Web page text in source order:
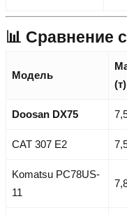
📊 Сравнение
Модель
(т)
Doosan DX75
CAT 307 E2
Komatsu PC78US-
11